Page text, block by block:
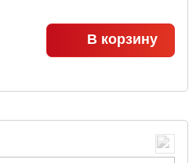
В корзину